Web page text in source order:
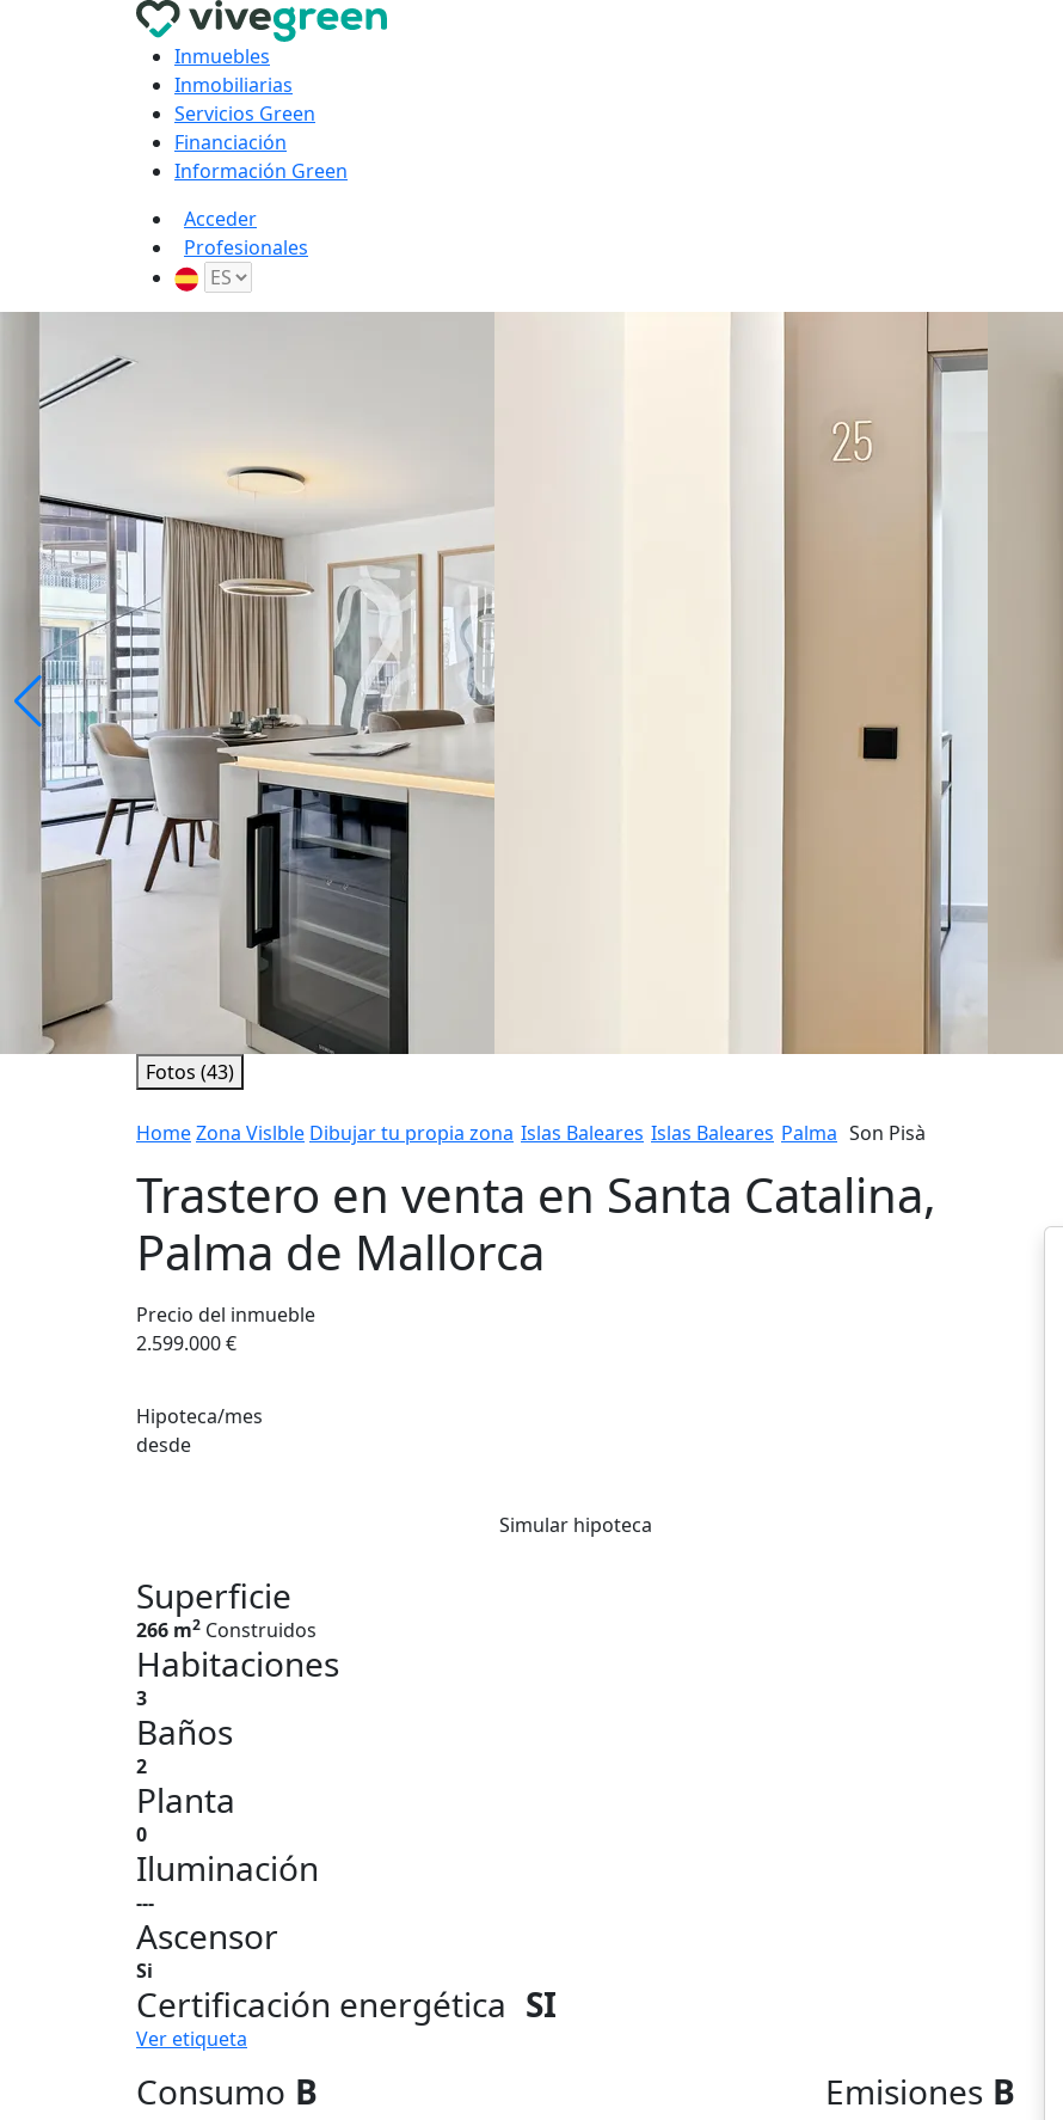
Inmuebles
Inmobiliarias
Servicios Green
Financiación
Información Green
Acceder
Profesionales
Fotos (43)
HomeZona Vislble Dibujar tu propia zona Islas Baleares Islas Baleares Palma Son Pisà
Trastero en venta en Santa Catalina,
Palma de Mallorca
Precio del inmueble
2.599.000 €
Hipoteca/mes
desde
Simular hipoteca
Superficie
266 m2 Construidos
Habitaciones
3
Baños
2
Planta
0
Iluminación
---
Ascensor
Si
Certificación energética SI
Ver etiqueta
Consumo B Emisiones B